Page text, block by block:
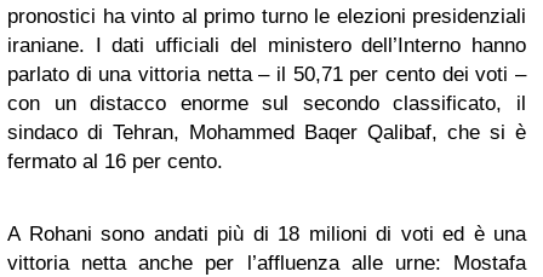
pronostici ha vinto al primo turno le elezioni presidenziali
iraniane. I dati ufficiali del ministero dell’Interno hanno
parlato di una vittoria netta – il 50,71 per cento dei voti –
con un distacco enorme sul secondo classificato, il
sindaco di Tehran, Mohammed Baqer Qalibaf, che si è
fermato al 16 per cento.
A Rohani sono andati più di 18 milioni di voti ed è una
vittoria netta anche per l’affluenza alle urne: Mostafa